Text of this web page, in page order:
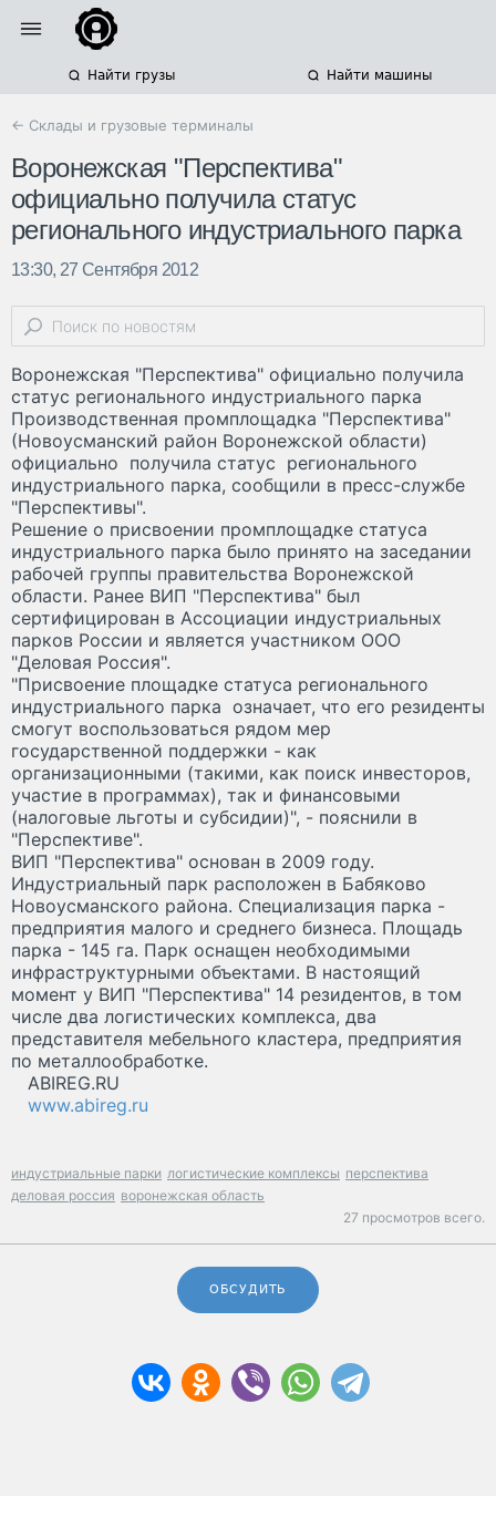
Найти грузы Найти машины
← Склады и грузовые терминалы
Воронежская "Перспектива"
официально получила статус
регионального индустриального парка
13:30, 27 Сентября 2012
Воронежская "Перспектива" официально получила
статус регионального индустриального парка
Производственная промплощадка "Перспектива"
(Новоусманский район Воронежской области)
официально получила статус регионального
индустриального парка, сообщили в пресс-службе
"Перспективы".
Решение о присвоении промплощадке статуса
индустриального парка было принято на заседании
рабочей группы правительства Воронежской
области. Ранее ВИП "Перспектива" был
сертифицирован в Ассоциации индустриальных
парков России и является участником ООО
"Деловая Россия".
"Присвоение площадке статуса регионального
индустриального парка означает, что его резиденты
смогут воспользоваться рядом мер
государственной поддержки - как
организационными (такими, как поиск инвесторов,
участие в программах), так и финансовыми
(налоговые льготы и субсидии)", - пояснили в
"Перспективе".
ВИП "Перспектива" основан в 2009 году.
Индустриальный парк расположен в Бабяково
Новоусманского района. Специализация парка -
предприятия малого и среднего бизнеса. Площадь
парка - 145 га. Парк оснащен необходимыми
инфраструктурными объектами. В настоящий
момент у ВИП "Перспектива" 14 резидентов, в том
числе два логистических комплекса, два
представителя мебельного кластера, предприятия
по металлообработке.
ABIREG.RU
www.abireg.ru
индустриальные парки логистические комплексы перспектива
деловая россия воронежская область
27 просмотров всего.
ОБСУДИТЬ